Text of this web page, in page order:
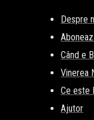
Despre
Când e
Vinerea
Ce este
Ajutor